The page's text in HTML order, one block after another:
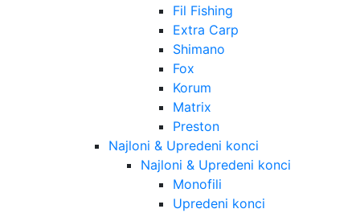
Fil Fishing
Extra Carp
Shimano
Fox
Korum
Matrix
Preston
Najloni & Upredeni konci
Najloni & Upredeni konci
Monofili
Upredeni konci